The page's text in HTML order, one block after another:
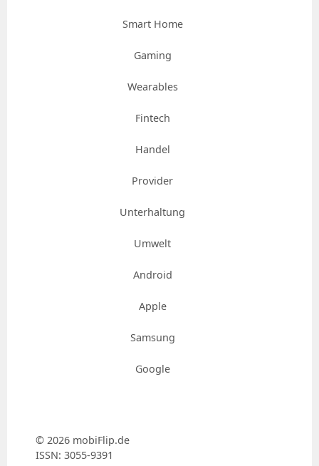
Smart Home
Gaming
Wearables
Fintech
Handel
Provider
Unterhaltung
Umwelt
Android
Apple
Samsung
Google
© 2026 mobiFlip.de
ISSN: 3055-9391